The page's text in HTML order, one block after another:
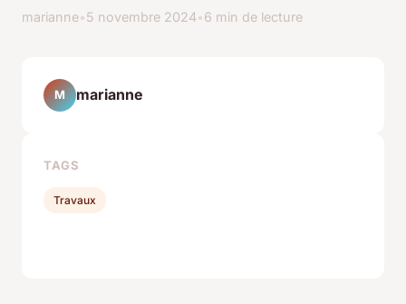
marianne•5 novembre 2024•6 min de lecture
M marianne
TAGS
Travaux